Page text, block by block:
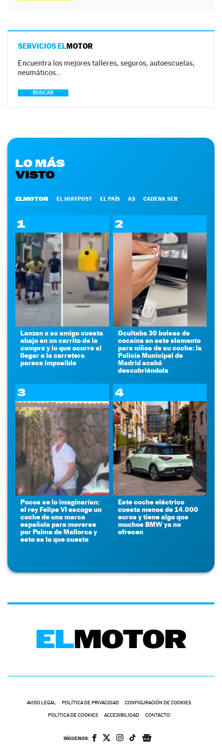
SERVICIOS ELMOTOR
Encuentra los mejores talleres, seguros, autoescuelas,
neumáticos…
BUSCAR
LO MÁS
VISTO
ELMOTOR EL HUFFPOST EL PAÍS AS CADENA SER
1
Lanzan a su amigo cuesta
abajo en un carrito de la
compra y lo que ocurre al
llegar a la carretera
parece imposible
2
Ocultaba 30 bolsas de
cocaína en este elemento
para niños de su coche: la
Policía Municipal de
Madrid acabó
descubriéndola
3
Pocos se lo imaginarían:
el rey Felipe VI escoge un
coche de una marca
española para moverse
por Palma de Mallorca y
esto es lo que cuesta
4
Este coche eléctrico
cuesta menos de 14.000
euros y tiene algo que
muchos BMW ya no
ofrecen
AVISO LEGAL POLÍTICA DE PRIVACIDAD CONFIGURACIÓN DE COOKIES
POLÍTICA DE COOKIES ACCESIBILIDAD CONTACTO
SÍGUENOS: